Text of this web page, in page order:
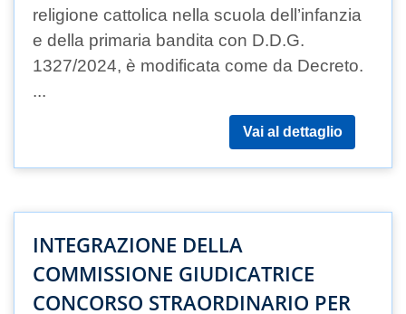
religione cattolica nella scuola dell’infanzia
e della primaria bandita con D.D.G.
1327/2024, è modificata come da Decreto.
...
Vai al dettaglio
INTEGRAZIONE DELLA
COMMISSIONE GIUDICATRICE
CONCORSO STRAORDINARIO PER